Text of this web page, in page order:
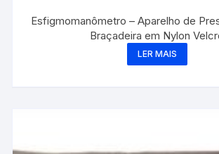
Esfigmomanômetro – Aparelho de
Braçadeira em Nylon
LER MAIS